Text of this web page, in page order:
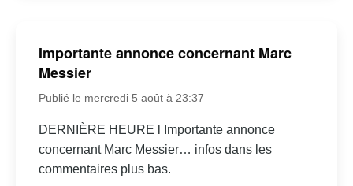
Importante annonce concernant Marc
Messier
Publié le mercredi 5 août à 23:37
DERNIÈRE HEURE l Importante annonce
concernant Marc Messier… infos dans les
commentaires plus bas.